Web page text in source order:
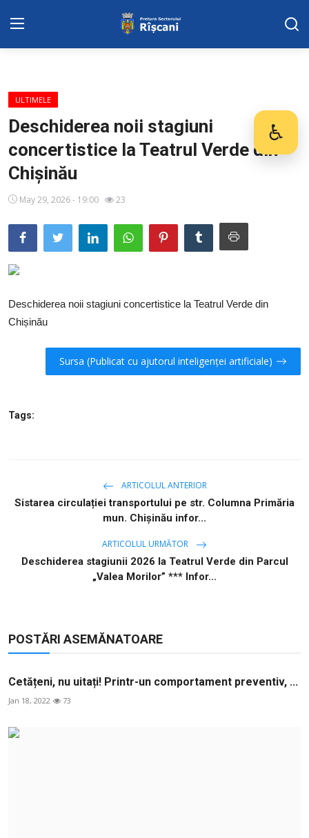
♿
Adresa: str. Kiev 3 | tel: +373 (22) 44 10
98 | mail: pretura.riscani@gmail.com
SERVICII SECTOR
Harta sect. Riscani
ADMINISTRAŢIA
Transparența
SERVICII
Sectorul Rîșcani
Căutați pe Internet
ULTIMELE
Deschiderea noii stagiuni
concertistice la Teatrul Verde din
Chișinău
May 29, 2026 - 19:00 23
Deschiderea noii stagiuni concertistice la Teatrul Verde din
Chișinău
Sursa (Publicat cu ajutorul inteligenței artificiale)
Tags:
ARTICOLUL ANTERIOR
Sistarea circulației transportului pe str. Columna Primăria
mun. Chișinău infor...
ARTICOLUL URMĂTOR
Deschiderea stagiunii 2026 la Teatrul Verde din Parcul
„Valea Morilor” *** Infor...
POSTĂRI ASEMĂNATOARE
Cetățeni, nu uitați! Printr-un comportament preventiv, ...
Jan 18, 2022 73